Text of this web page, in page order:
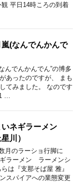
平日14時ころの到着
(なんでんかんで
んでんかんでん”の博多
あったのですが、 まも
てみました。 なのです
…
いネギラーメン
川）
月のラーショ行脚に
ラーメン ラーメンシ
は『支那そば屋 雅』
スパイアへの業態変更